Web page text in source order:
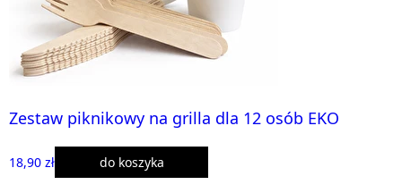
Zestaw piknikowy na grilla dla 12 osób EKO
18,90 zł do koszyka